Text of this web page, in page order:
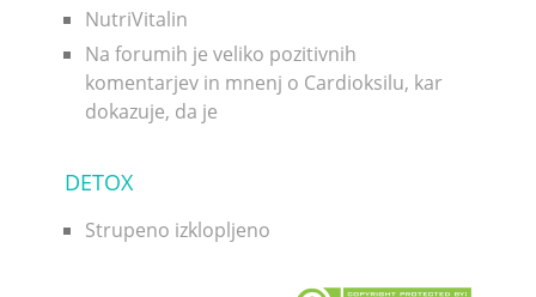
NutriVitalin
Na forumih je veliko pozitivnih
komentarjev in mnenj o Cardioksilu, kar
dokazuje, da je
DETOX
Strupeno izklopljeno